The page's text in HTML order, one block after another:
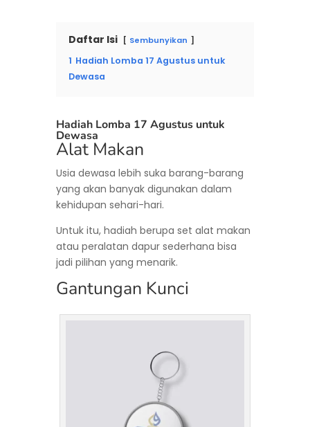
Daftar Isi Sembunyikan
1 Hadiah Lomba 17 Agustus untuk
Dewasa
Hadiah Lomba 17 Agustus untuk
Dewasa
Alat Makan
Usia dewasa lebih suka barang-barang
yang akan banyak digunakan dalam
kehidupan sehari-hari.
Untuk itu, hadiah berupa set alat makan
atau peralatan dapur sederhana bisa
jadi pilihan yang menarik.
Gantungan Kunci